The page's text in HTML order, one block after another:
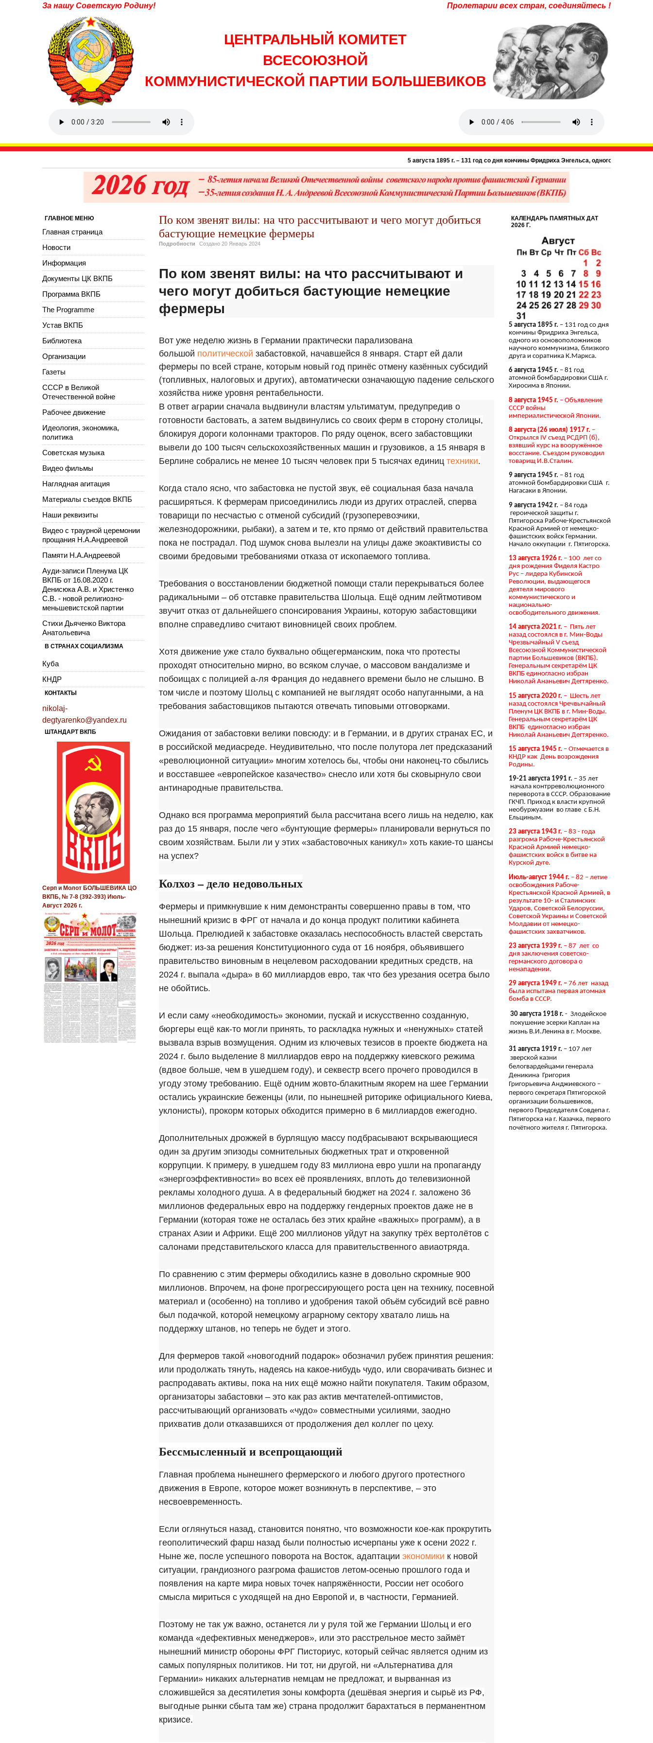
За нашу Советскую Родину! Пролетарии всех стран, соединяйтесь !
ЦЕНТРАЛЬНЫЙ КОМИТЕТ
ВСЕСОЮЗНОЙ
КОММУНИСТИЧЕСКОЙ ПАРТИИ БОЛЬШЕВИКОВ
5 августа 1895 г. – 131 год со дня кончины Фридриха Энгельса, одного из основоположников
По ком звенят вилы: на что рассчитывают и чего могут добиться
бастующие немецкие фермеры
Подробности Создано 20 Январь 2024
По ком звенят вилы: на что рассчитывают и
чего могут добиться бастующие немецкие
фермеры
Вот уже неделю жизнь в Германии практически парализована
большой политической забастовкой, начавшейся 8 января. Старт ей дали
фермеры по всей стране, которым новый год принёс отмену казённых субсидий
(топливных, налоговых и других), автоматически означающую падение сельского
хозяйства ниже уровня рентабельности.
В ответ аграрии сначала выдвинули властям ультиматум, предупредив о
готовности бастовать, а затем выдвинулись со своих ферм в сторону столицы,
блокируя дороги колоннами тракторов. По ряду оценок, всего забастовщики
вывели до 100 тысяч сельскохозяйственных машин и грузовиков, а 15 января в
Берлине собрались не менее 10 тысяч человек при 5 тысячах единиц техники.
Когда стало ясно, что забастовка не пустой звук, её социальная база начала
расширяться. К фермерам присоединились люди из других отраслей, сперва
товарищи по несчастью с отменой субсидий (грузоперевозчики,
железнодорожники, рыбаки), а затем и те, кто прямо от действий правительства
пока не пострадал. Под шумок снова вылезли на улицы даже экоактивисты со
своими бредовыми требованиями отказа от ископаемого топлива.
Требования о восстановлении бюджетной помощи стали перекрываться более
радикальными – об отставке правительства Шольца. Ещё одним лейтмотивом
звучит отказ от дальнейшего спонсирования Украины, которую забастовщики
вполне справедливо считают виновницей своих проблем.
Хотя движение уже стало буквально общегерманским, пока что протесты
проходят относительно мирно, во всяком случае, о массовом вандализме и
побоищах с полицией а-ля Франция до недавнего времени было не слышно. В
том числе и поэтому Шольц с компанией не выглядят особо напуганными, а на
требования забастовщиков пытаются отвечать типовыми отговорками.
Ожидания от забастовки велики повсюду: и в Германии, и в других странах ЕС, и
в российской медиасреде. Неудивительно, что после полутора лет предсказаний
«революционной ситуации» многим хотелось бы, чтобы они наконец-то сбылись
и восставшее «европейское казачество» снесло или хотя бы сковырнуло свои
антинародные правительства.
Однако вся программа мероприятий была рассчитана всего лишь на неделю, как
раз до 15 января, после чего «бунтующие фермеры» планировали вернуться по
своим хозяйствам. Были ли у этих «забастовочных каникул» хоть какие-то шансы
на успех?
Колхоз – дело недовольных
Фермеры и примкнувшие к ним демонстранты совершенно правы в том, что
нынешний кризис в ФРГ от начала и до конца продукт политики кабинета
Шольца. Прелюдией к забастовке оказалась неспособность властей сверстать
бюджет: из-за решения Конституционного суда от 16 ноября, объявившего
правительство виновным в нецелевом расходовании кредитных средств, на
2024 г. выпала «дыра» в 60 миллиардов евро, так что без урезания осетра было
не обойтись.
И если саму «необходимость» экономии, пускай и искусственно созданную,
бюргеры ещё как-то могли принять, то раскладка нужных и «ненужных» статей
вызвала взрыв возмущения. Одним из ключевых тезисов в проекте бюджета на
2024 г. было выделение 8 миллиардов евро на поддержку киевского режима
(вдвое больше, чем в ушедшем году), и секвестр всего прочего проводился в
угоду этому требованию. Ещё одним жовто-блакитным якорем на шее Германии
остались украинские беженцы (или, по нынешней риторике официального Киева,
уклонисты), прокорм которых обходится примерно в 6 миллиардов ежегодно.
Дополнительных дрожжей в бурлящую массу подбрасывают вскрывающиеся
один за другим эпизоды сомнительных бюджетных трат и откровенной
коррупции. К примеру, в ушедшем году 83 миллиона евро ушли на пропаганду
«энергоэффективности» во всех её проявлениях, вплоть до телевизионной
рекламы холодного душа. А в федеральный бюджет на 2024 г. заложено 36
миллионов федеральных евро на поддержку гендерных проектов даже не в
Германии (которая тоже не осталась без этих крайне «важных» программ), а в
странах Азии и Африки. Ещё 200 миллионов уйдут на закупку трёх вертолётов с
салонами представительского класса для правительственного авиаотряда.
По сравнению с этим фермеры обходились казне в довольно скромные 900
миллионов. Впрочем, на фоне прогрессирующего роста цен на технику, посевной
материал и (особенно) на топливо и удобрения такой объём субсидий всё равно
был подачкой, которой немецкому аграрному сектору хватало лишь на
поддержку штанов, но теперь не будет и этого.
Для фермеров такой «новогодний подарок» обозначил рубеж принятия решения:
или продолжать тянуть, надеясь на какое-нибудь чудо, или сворачивать бизнес и
распродавать активы, пока на них ещё можно найти покупателя. Таким образом,
организаторы забастовки – это как раз актив мечтателей-оптимистов,
рассчитывающий организовать «чудо» совместными усилиями, заодно
прихватив доли отказавшихся от продолжения дел коллег по цеху.
Бессмысленный и всепрощающий
Главная проблема нынешнего фермерского и любого другого протестного
движения в Европе, которое может возникнуть в перспективе, – это
несвоевременность.
Если оглянуться назад, становится понятно, что возможности кое-как прокрутить
геополитический фарш назад были полностью исчерпаны уже к осени 2022 г.
Ныне же, после успешного поворота на Восток, адаптации экономики к новой
ситуации, грандиозного разгрома фашистов летом-осенью прошлого года и
появления на карте мира новых точек напряжённости, России нет особого
смысла мириться с уходящей на дно Европой и, в частности, Германией.
Поэтому не так уж важно, останется ли у руля той же Германии Шольц и его
команда «дефективных менеджеров», или это расстрельное место займёт
нынешний министр обороны ФРГ Писториус, который сейчас является одним из
самых популярных политиков. Ни тот, ни другой, ни «Альтернатива для
Германии» никаких альтернатив немцам не предложат, и вырванная из
сложившейся за десятилетия зоны комфорта (дешёвая энергия и сырьё из РФ,
выгодные рынки сбыта там же) страна продолжит барахтаться в перманентном
кризисе.
ГЛАВНОЕ МЕНЮ
Главная страница
Новости
Информация
Документы ЦК ВКПБ
Программа ВКПБ
The Programme
Устав ВКПБ
Библиотека
Организации
Газеты
СССР в Великой
Отечественной войне
Рабочее движение
Идеология, экономика,
политика
Советская музыка
Видео фильмы
Наглядная агитация
Материалы съездов ВКПБ
Наши реквизиты
Видео с траурной церемонии
прощания Н.А.Андреевой
Памяти Н.А.Андреевой
Ауди-записи Пленума ЦК
ВКПБ от 16.08.2020 г.
Денисюка А.В. и Христенко
С.В. - новой религиозно-
меньшевистской партии
Стихи Дьяченко Виктора
Анатольевича
В СТРАНАХ СОЦИАЛИЗМА
Куба
КНДР
КОНТАКТЫ
nikolaj-
degtyarenko@yandex.ru
ШТАНДАРТ ВКПБ
Серп и Молот БОЛЬШЕВИКА ЦО
ВКПБ, № 7-8 (392-393) Июль-
Август 2026 г.
КАЛЕНДАРЬ ПАМЯТНЫХ ДАТ
2026 Г.
5 августа 1895 г. – 131 год со дня
кончины Фридриха Энгельса,
одного из основоположников
научного коммунизма, близкого
друга и соратника К.Маркса.
6 августа 1945 г. – 81 год
атомной бомбардировки США г.
Хиросима в Японии.
8 августа 1945 г. – Объявление
СССР войны
империалистической Японии.
8 августа (26 июля) 1917 г. –
Открылся IV съезд РСДРП (б),
взявший курс на вооружённое
восстание. Съездом руководил
товарищ И.В.Сталин.
9 августа 1945 г. – 81 год
атомной бомбардировки США г.
Нагасаки в Японии.
9 августа 1942 г. – 84 года
героической защиты г.
Пятигорска Рабоче-Крестьянской
Красной Армией от немецко-
фашистских войск Германии.
Начало оккупации г. Пятигорска.
13 августа 1926 г. – 100 лет со
дня рождения Фиделя Кастро
Рус – лидера Кубинской
Революции, выдающегося
деятеля мирового
коммунистического и
национально-
освободительного движения.
14 августа 2021 г. – Пять лет
назад состоялся в г. Мин-Воды
Чрезвычайный V съезд
Всесоюзной Коммунистической
партии Большевиков (ВКПБ).
Генеральным секретарём ЦК
ВКПБ единогласно избран
Николай Ананьевич Дегтяренко.
15 августа 2020 г. – Шесть лет
назад состоялся Чречвычайный
Пленум ЦК ВКПБ в г. Мин-Воды.
Генеральным секретарём ЦК
ВКПБ единогласно избран
Николай Ананьевич Дегтяренко.
15 августа 1945 г. – Отмечается в
КНДР как День возрождения
Родины.
19-21 августа 1991 г. – 35 лет
начала контрреволюционного
переворота в СССР. Образование
ГКЧП. Приход к власти крупной
необуржуазии во главе с Б.Н.
Ельциным.
23 августа 1943 г. – 83 - года
разгрома Рабоче-Крестьянской
Красной Армией немецко-
фашистских войск в битве на
Курской дуге.
Июль-август 1944 г. – 82 – летие
освобождения Рабоче-
Крестьянской Красной Армией, в
результате 10- и Сталинских
Ударов, Советской Белоруссии,
Советской Украины и Советской
Молдавии от немецко-
фашистских захватчиков.
23 августа 1939 г. – 87 лет со
дня заключения советско-
германского договора о
ненападении.
29 августа 1949 г. – 76 лет назад
была испытана первая атомная
бомба в СССР.
30 августа 1918 г. - Злодейское
покушение эсерки Каплан на
жизнь В.И.Ленина в г. Москве.
31 августа 1919 г. – 107 лет
зверской казни
белогвардейцами генерала
Деникина Григория
Григорьевича Анджиевского –
первого секретаря Пятигорской
организации большевиков,
первого Председателя Совдепа г.
Пятигорска на г. Казачка, первого
почётного жителя г. Пятигорска.